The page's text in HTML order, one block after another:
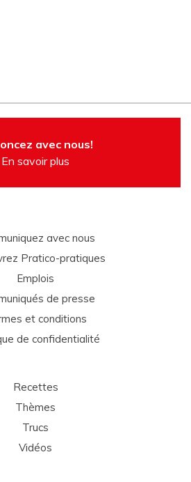
avec nous!
En savoir plus
avec nous
Pratico-pratiques
Emplois
de presse
et conditions
de confidentialité
Recettes
Thèmes
Trucs
Vidéos